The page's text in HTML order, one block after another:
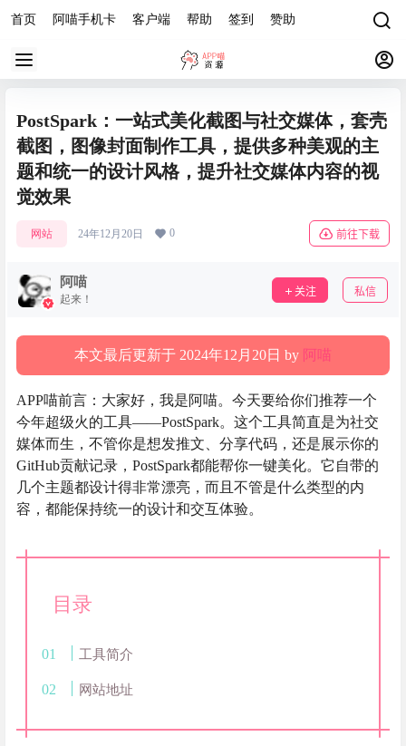
首页 阿喵手机卡 客户端 帮助 签到 赞助
PostSpark：一站式美化截图与社交媒体，套壳
截图，图像封面制作工具，提供多种美观的主
题和统一的设计风格，提升社交媒体内容的视
觉效果
网站 24年12月20日 0 前往下载
阿喵
起来！
关注 私信
本文最后更新于 2024年12月20日 by 阿喵
APP喵前言：大家好，我是阿喵。今天要给你们推荐一个
今年超级火的工具——PostSpark。这个工具简直是为社交
媒体而生，不管你是想发推文、分享代码，还是展示你的
GitHub贡献记录，PostSpark都能帮你一键美化。它自带的
几个主题都设计得非常漂亮，而且不管是什么类型的内
容，都能保持统一的设计和交互体验。
目录
工具简介
网站地址